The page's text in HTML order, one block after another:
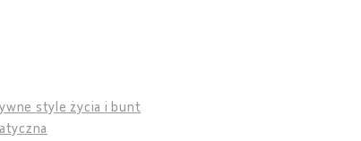
style życia i bunt